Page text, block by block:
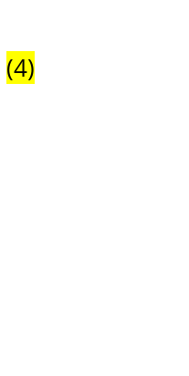
(4)